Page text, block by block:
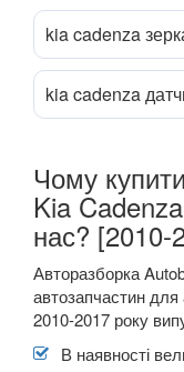
Optima IV (JF)
Picanto I (BA,
Picanto II (TA)
Picanto III (JA)
Rio II (DE)
Rio III (UB, QB)
Rio IV (YB)
Shuma II (FB)
kia cadenza
kia cadenza
Чому
Kia
нас? [2010-
Авторазборка
автозапчастин
2010-2017 року
В наявності